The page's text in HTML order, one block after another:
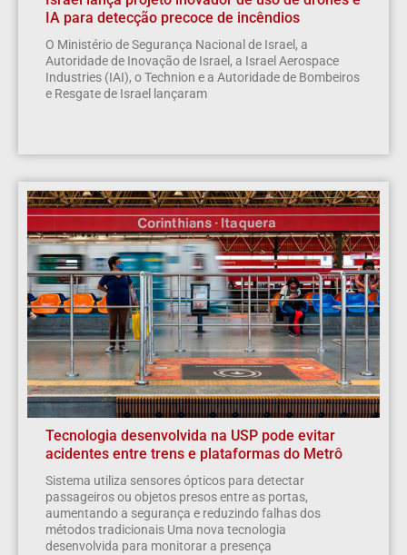
IA para detecção precoce de incêndios
O Ministério de Segurança Nacional de Israel, a
Autoridade de Inovação de Israel, a Israel Aerospace
Industries (IAI), o Technion e a Autoridade de Bombeiros
e Resgate de Israel lançaram
Tecnologia desenvolvida na USP pode evitar
acidentes entre trens e plataformas do Metrô
Sistema utiliza sensores ópticos para detectar
passageiros ou objetos presos entre as portas,
aumentando a segurança e reduzindo falhas dos
métodos tradicionais Uma nova tecnologia
desenvolvida para monitorar a presença